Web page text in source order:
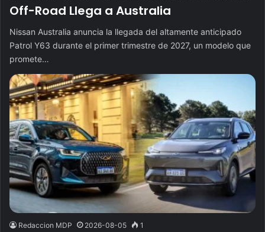
Off-Road Llega a Australia
Nissan Australia anuncia la llegada del altamente anticipado
Patrol Y63 durante el primer trimestre de 2027, un modelo que
promete…
Redaccion MDP 2026-08-05 1